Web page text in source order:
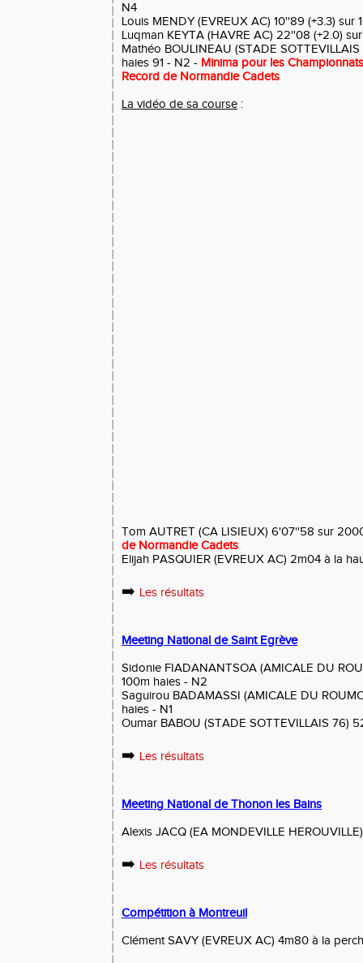
N4
Louis MENDY (EVREUX AC) 10''89 (+3.3) sur
Luqman KEYTA (HAVRE AC) 22''08 (+2.0)
Mathéo BOULINEAU (STADE SOTTEVILLAIS
haies 91 - N2 - Minima pour les
Record de Normandie Cadets
La vidéo de sa course :
Tom AUTRET (CA LISIEUX) 6'07''58 sur
de Normandie Cadets
Elijah PASQUIER (EVREUX AC) 2m04 à la
➡️ Les résultats
Meeting National de Saint Egrève
Sidonie FIADANANTSOA (AMICALE DU
100m haies - N2
Saguirou BADAMASSI (AMICALE DU
haies - N1
Oumar BABOU (STADE SOTTEVILLAIS 76)
➡️ Les résultats
Meeting National de Thonon les Bains
Alexis JACQ (EA MONDEVILLE
➡️ Les résultats
Compétition à Montreuil
Clément SAVY (EVREUX AC) 4m80 à la